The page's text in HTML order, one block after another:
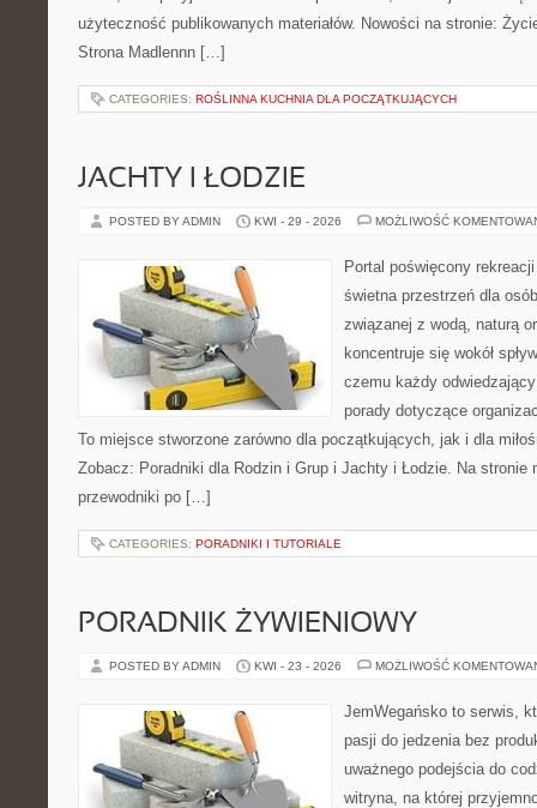
użyteczność publikowanych materiałów. Nowości na stronie:
Strona Madlennn […]
CATEGORIES: ROŚLINNA KUCHNIA DLA POCZĄTKUJĄCYCH
JACHTY I ŁODZIE
POSTED BY ADMIN KWI - 29 - 2026 MOŻLIWOŚĆ
Portal poświęcony
świetna przestrzeń dla
związanej z wodą, naturą
koncentruje się wokół
czemu każdy
porady dotyczące
To miejsce stworzone zarówno dla początkujących, jak i dla
Zobacz: Poradniki dla Rodzin i Grup i Jachty i Łodzie. Na stronie
przewodniki po […]
CATEGORIES: PORADNIKI I TUTORIALE
PORADNIK ŻYWIENIOWY
POSTED BY ADMIN KWI - 23 - 2026 MOŻLIWOŚĆ
JemWegańsko to serwis,
pasji do jedzenia bez
uważnego podejścia do
witryna, na której